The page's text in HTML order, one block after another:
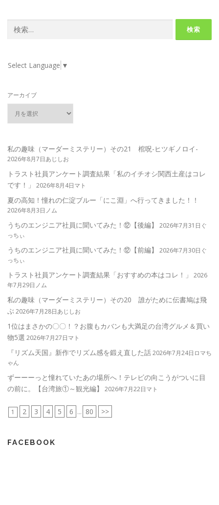
索:
Select Language ▼
アーカイブ
私の趣味（マーダーミステリー）その21 棺呪-ヒツギノロイ-
2026年8月7日あじしお
トラスト社員アンケート調査結果「私のイチオシ関西土産はコレ
です！」
2026年8月4日マト
夏の高知！憧れの仁淀ブルー「にこ淵」へ行ってきました！！
2026年8月3日ノム
うちのエンジニア社員に聞いてみた！⑫【後編】
2026年7月31日ぐ
っちぃ
うちのエンジニア社員に聞いてみた！⑫【前編】
2026年7月30日ぐ
っちぃ
トラスト社員アンケート調査結果「おすすめの本はコレ！」
2026
年7月29日ノム
私の趣味（マーダーミステリー）その20 誰がために伝書鳩は飛
ぶ2026年7月28日あじしお
1位はまさかの〇〇！？お腹もカバンも大満足の台湾グルメ＆買い
物5選 2026年7月27日マト
『リズム天国』新作でリズム感を鍛え直した話2026年7月24日ロマち
ゃん
ずーーーっと憧れていたあの場所へ！テレビの向こうがついに目
の前に。【台湾旅①～観光編】
2026年7月22日マト
1 2 3 4 5 6 ... 80 >>
FACEBOOK